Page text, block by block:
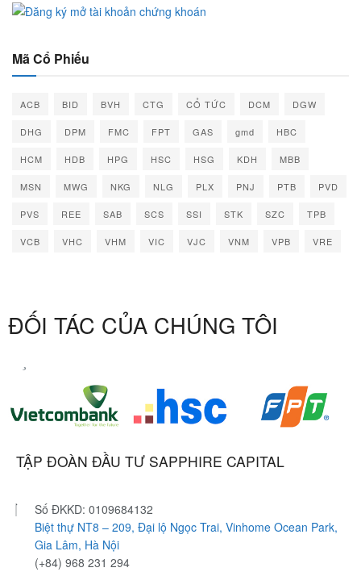
Mã Cổ Phiếu
ACB BID BVH CTG CỔ TỨC DCM DGW
DHG DPM FMC FPT GAS gmd HBC
HCM HDB HPG HSC HSG KDH MBB
MSN MWG NKG NLG PLX PNJ PTB PVD
PVS REE SAB SCS SSI STK SZC TPB
VCB VHC VHM VIC VJC VNM VPB VRE
ĐỐI TÁC CỦA CHÚNG TÔI
TẬP ĐOÀN ĐẦU TƯ SAPPHIRE CAPITAL
Số ĐKKD: 0109684132
Biệt thự NT8 – 209, Đại lộ Ngọc Trai, Vinhome Ocean Park,
Gia Lâm, Hà Nội
(+84) 968 231 294